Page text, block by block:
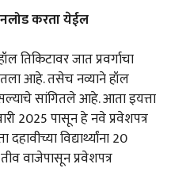
करता येईल
तिकिटावर जात प्रवर्गाचा
आहे. तसेच नव्याने हॉल
सांगितले आहे. आता इयत्ता
2025 पासून हे नवे प्रवेशपत्र
विद्यार्थ्यांना 20
वाजेपासून प्रवेशपत्र